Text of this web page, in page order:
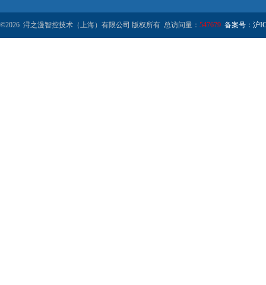
©2026 浔之漫智控技术（上海）有限公司 版权所有 总访问量： 547679 备案号：沪